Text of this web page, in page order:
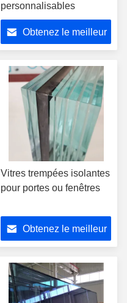
personnalisables
Obtenez le meilleur
Vitres trempées isolantes
pour portes ou fenêtres
Obtenez le meilleur